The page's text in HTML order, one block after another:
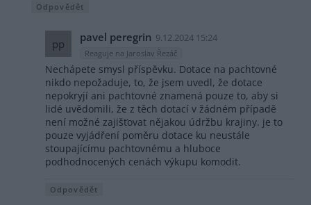
Odpovědět
pp pavel peregrin 9.12.2024 15:24
Reaguje na Jaroslav Řezáč
Nechápete smysl příspěvku. Dotace na pachtovné
nikdo nepožaduje, to, že jsem uvedl, že dotace
nepokryjí ani pachtovné znamená pouze to, aby si
lidé uvědomili, že z těch dotací v žádném případě
není možné zajišťovat nějakou údržbu krajiny. je to
pouze vyjádření poměru dotace ku neustále
stoupajícímu pachtovnému a hluboce
podhodnocených cenách výkupu komodit.
Odpovědět